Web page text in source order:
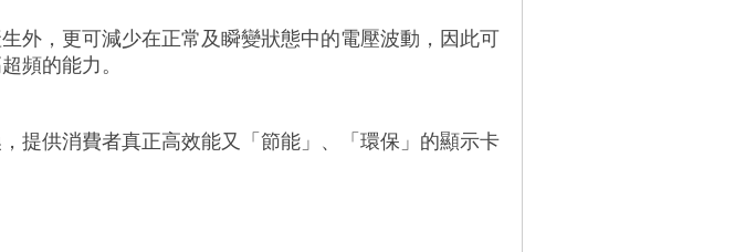
外，更可減少在正常及瞬變狀態中的電壓波動，因此可
頻的能力。
提供消費者真正高效能又「節能」、「環保」的顯示卡